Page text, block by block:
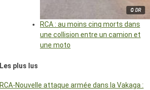
© DR
RCA : au moins cinq morts dans
une collision entre un camion et
une moto
Les plus lus
RCA-Nouvelle attaque armée dans la Vakaga :